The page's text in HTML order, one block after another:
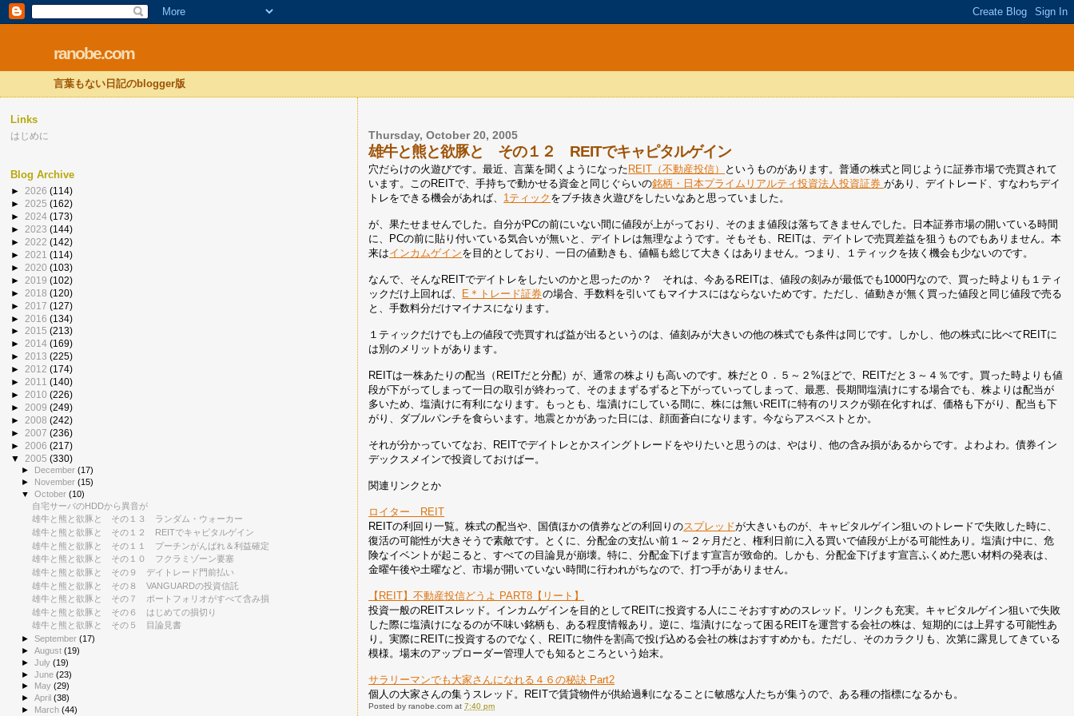
ranobe.com
言葉もない日記のblogger版
Thursday, October 20, 2005
雄牛と熊と欲豚と その１２ REITでキャピタルゲイン
穴だらけの火遊びです。最近、言葉を聞くようになった REIT（不動産投信）
というものがあります。普通の株式と同じように証券市場で売買されて
います。このREITで、手持ちで動かせる資金と同じぐらいの銘柄・日本プライムリアルティ投資法人投資証券があり、デイトレード、すなわちデイ
トレをできる機会があれば、 1ティック をブチ抜き火遊びをしたいなあと思っていました。
が、果たせませんでした。自分がPCの前にいない間に値段が上がっており、そのまま値段は落ちてきませんでした。日本証券市場の開いている時間
に、PCの前に貼り付いている気合いが無いと、デイトレは無理なようです。そもそも、REITは、デイトレで売買差益を狙うものでもありません。本
来はインカムゲインを目的としており、一日の値動きも、値幅も総じて大きくはありません。つまり、１ティックを抜く機会も少ないのです。
なんで、そんなREITでデイトレをしたいのかと思ったのか？ それは、今あるREITは、値段の刻みが最低でも1000円なので、買った時よりも１ティ
ックだけ上回れば、
E＊トレード証券の場合、手数料を引いてもマイナスにはならないためです。ただし、値動きが無く買った値段と同じ値段で売る
と、手数料分だけマイナスになります。
１ティックだけでも上の値段で売買すれば益が出るというのは、値刻みが大きいの他の株式でも条件は同じです。しかし、他の株式に比べてREITに
は別のメリットがあります。
REITは一株あたりの配当（REITだと分配）が、通常の株よりも高いのです。株だと０．５～２%ほどで、REITだと３～４％です。買った時よりも値
段が下がってしまって一日の取引が終わって、そのままずるずると下がっていってしまって、最悪、長期間塩漬けにする場合でも、株よりは配当が
多いため、塩漬けに有利になります。もっとも、塩漬けにしている間に、株には無いREITに特有のリスクが顕在化すれば、価格も下がり、配当も下
がり、ダブルパンチを食らいます。地震とかがあった日には、顔面蒼白になります。今ならアスベストとか。
それが分かっていてなお、REITでデイトレとかスイングトレードをやりたいと思うのは、やはり、他の含み損があるからです。よわよわ。債券イン
デックスメインで投資しておけばー。
関連リンクとか
ロイター REIT
REITの利回り一覧。株式の配当や、国債ほかの債券などの利回りのスプレッドが大きいものが、キャピタルゲイン狙いのトレードで失敗した時に、
復活の可能性が大きそうで素敵です。とくに、分配金の支払い前１～２ヶ月だと、権利日前に入る買いで値段が上がる可能性あり。塩漬け中に、危
険なイベントが起こると、すべての目論見が崩壊。特に、分配金下げます宣言が致命的。しかも、分配金下げます宣言ふくめた悪い材料の発表は、
金曜午後や土曜など、市場が開いていない時間に行われがちなので、打つ手がありません。
【REIT】不動産投信どうよ PART8【リート】
投資一般のREITスレッド。インカムゲインを目的としてREITに投資する人にこそおすすめのスレッド。リンクも充実。キャピタルゲイン狙いで失敗
した際に塩漬けになるのが不味い銘柄も、ある程度情報あり。逆に、塩漬けになって困るREITを運営する会社の株は、短期的には上昇する可能性あ
り。実際にREITに投資するのでなく、REITに物件を割高で投げ込める会社の株はおすすめかも。ただし、そのカラクリも、次第に露見してきている
模様。場末のアップローダー管理人でも知るところという始末。
サラリーマンでも大家さんになれる４６の秘訣 Part2
個人の大家さんの集うスレッド。REITで賃貸物件が供給過剰になることに敏感な人たちが集うので、ある種の指標になるかも。
Posted byranobe.com at7:40 pm
Links
はじめに
Blog Archive
► 2026 (114)
► 2025 (162)
► 2024 (173)
► 2023 (144)
► 2022 (142)
► 2021 (114)
► 2020 (103)
► 2019 (102)
► 2018 (120)
► 2017 (127)
► 2016 (134)
► 2015 (213)
► 2014 (169)
► 2013 (225)
► 2012 (174)
► 2011 (140)
► 2010 (226)
► 2009 (249)
► 2008 (242)
► 2007 (236)
► 2006 (217)
▼ 2005 (330)
► December(17)
►
November(15)
▼October(10)
自宅サーバのHDDから異音が
雄牛と熊と欲豚と その１３ ランダム・ウォーカー
雄牛と熊と欲豚と その１２ REITでキャピタルゲイン
雄牛と熊と欲豚と その１１ プーチンがんばれ＆利益確定
雄牛と熊と欲豚と その１０ フクラミゾーン要塞
雄牛と熊と欲豚と その９ デイトレード門前払い
雄牛と熊と欲豚と その８ VANGUARDの投資信託
雄牛と熊と欲豚と その７ ポートフォリオがすべて含み損
雄牛と熊と欲豚と その６ はじめての損切り
雄牛と熊と欲豚と その５ 目論見書
►September(17)
►August(19)
►July(19)
►June(23)
►
May(29)
►April(38)
► March(44)